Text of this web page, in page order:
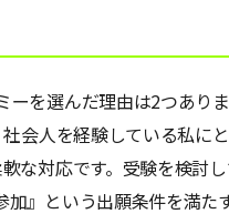
を選んだ理由は2つありま
会人を経験している私に
な対応です。受験を検討
』という出願条件を満た